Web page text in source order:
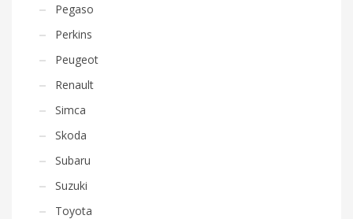
Pegaso
Perkins
Peugeot
Renault
Simca
Skoda
Subaru
Suzuki
Toyota